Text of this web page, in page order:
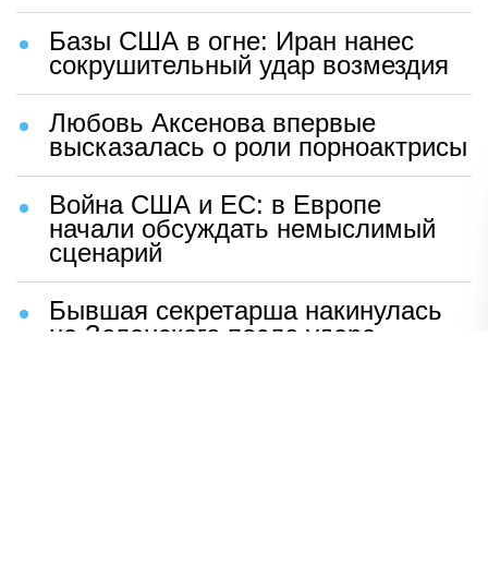
Базы США в огне: Иран нанес
сокрушительный удар возмездия
Любовь Аксенова впервые
высказалась о роли порноактрисы
Война США и ЕС: в Европе
начали обсуждать немыслимый
сценарий
Бывшая секретарша накинулась
на Зеленского после удара